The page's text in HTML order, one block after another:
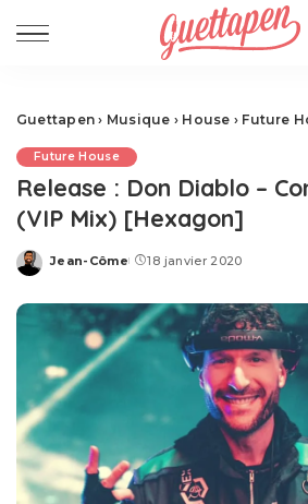
Guettapen › Musique › House › Future
Future House
Release : Don Diablo –
(VIP Mix) [Hexagon]
Posted
Jean-Côme 18 janvier 2020